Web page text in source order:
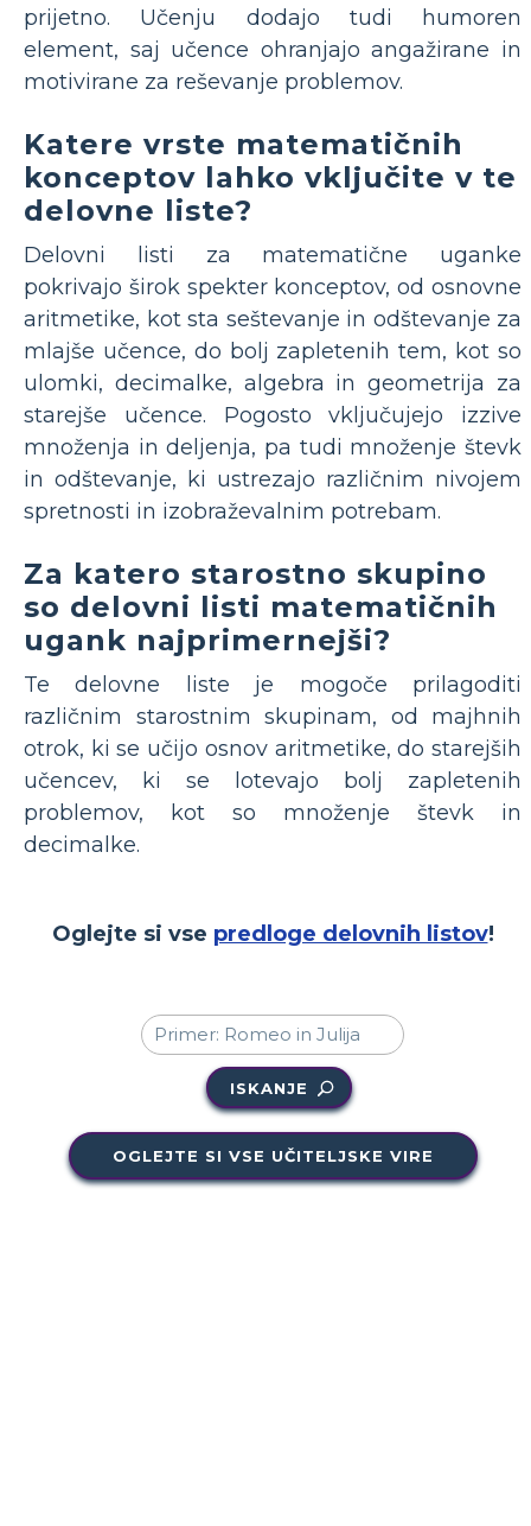
prijetno. Učenju dodajo tudi humoren
element, saj učence ohranjajo angažirane in
motivirane za reševanje problemov.
Katere vrste matematičnih
konceptov lahko vključite v te
delovne liste?
Delovni listi za matematične uganke
pokrivajo širok spekter konceptov, od osnovne
aritmetike, kot sta seštevanje in odštevanje za
mlajše učence, do bolj zapletenih tem, kot so
ulomki, decimalke, algebra in geometrija za
starejše učence. Pogosto vključujejo izzive
množenja in deljenja, pa tudi množenje števk
in odštevanje, ki ustrezajo različnim nivojem
spretnosti in izobraževalnim potrebam.
Za katero starostno skupino
so delovni listi matematičnih
ugank najprimernejši?
Te delovne liste je mogoče prilagoditi
različnim starostnim skupinam, od majhnih
otrok, ki se učijo osnov aritmetike, do starejših
učencev, ki se lotevajo bolj zapletenih
problemov, kot so množenje števk in
decimalke.
Oglejte si vse predloge delovnih listov!
ISKANJE
OGLEJTE SI VSE UČITELJSKE VIRE